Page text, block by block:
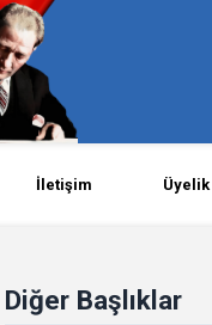
İletişim Üyelik
Diğer Başlıklar